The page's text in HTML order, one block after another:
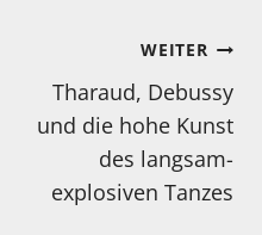
WEITER
Tharaud, Debussy
und die hohe Kunst
des langsam-
explosiven Tanzes